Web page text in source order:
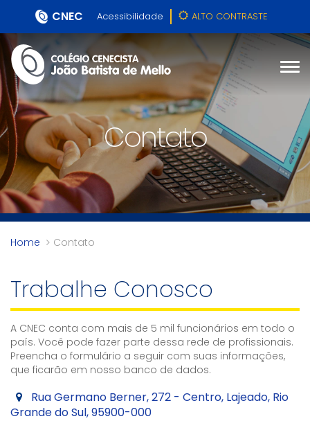
CNEC Acessibilidade ALTO CONTRASTE
Contato
Home Contato
Trabalhe Conosco
A CNEC conta com mais de 5 mil funcionários em todo o
país. Você pode fazer parte dessa rede de profissionais.
Preencha o formulário a seguir com suas informações,
que ficarão em nosso banco de dados.
Rua Germano Berner, 272 - Centro, Lajeado, Rio
Grande do Sul, 95900-000